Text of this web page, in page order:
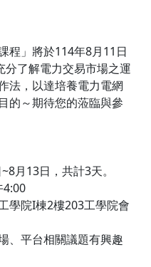
程」將於114年8月11日
了解電力交易市場之運
法，以達培養電力電網
的～期待您的蒞臨與參
月13日，共計3天。
4:00
學院I棟2樓203工學院會
、平台相關議題有興趣